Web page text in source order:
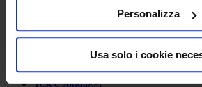
Personalizza
Usa solo i cookie
Il tuo corpo dopo la menopausa
Test e sondaggi>Il tuo
Test e sondaggi